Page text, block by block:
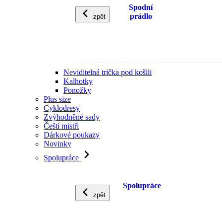
zpět
Spodní
prádlo
Neviditelná trička pod košili
Kalhotky
Ponožky
Plus size
Cyklodresy
Zvýhodněné sady
Čeští mistři
Dárkové poukazy
Novinky
Spolupráce
zpět
Spolupráce